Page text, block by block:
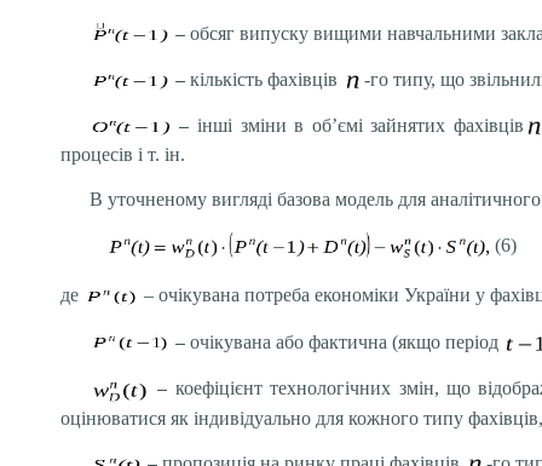
– обсяг випуску вищими навчальними
– кількість фахівців -го типу, що
– інші зміни в об’ємі зайнятих фахівців
процесів і т. ін.
В уточненому вигляді базова модель для
(6)
де – очікувана потреба економіки України у
– очікувана або фактична (якщо період
– коефіцієнт технологічних змін, що
оцінюватися як індивідуально для кожного типу